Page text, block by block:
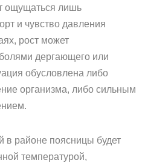
ощущаться лишь
и чувство давления
рост может
дергающего или
обусловлена либо
организма, либо сильным
в районе поясницы будет
температурой,